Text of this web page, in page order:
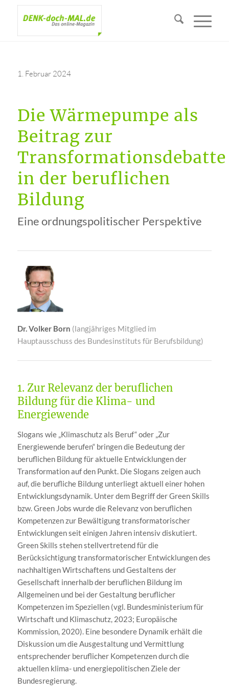
1. Februar 2024
Die Wärmepumpe als
Beitrag zur
Transformationsdebatte
in der beruflichen
Bildung
Eine ordnungspolitischer Perspektive
Dr. Volker Born (langjähriges Mitglied im
Hauptausschuss des Bundesinstituts für Berufsbildung)
1. Zur Relevanz der beruflichen
Bildung für die Klima- und
Energiewende
Slogans wie „Klimaschutz als Beruf“ oder „Zur
Energiewende berufen“ bringen die Bedeutung der
beruflichen Bildung für aktuelle Entwicklungen der
Transformation auf den Punkt. Die Slogans zeigen auch
auf, die berufliche Bildung unterliegt aktuell einer hohen
Entwicklungsdynamik. Unter dem Begriff der Green Skills
bzw. Green Jobs wurde die Relevanz von beruflichen
Kompetenzen zur Bewältigung transformatorischer
Entwicklungen seit einigen Jahren intensiv diskutiert.
Green Skills stehen stellvertretend für die
Berücksichtigung transformatorischer Entwicklungen des
nachhaltigen Wirtschaftens und Gestaltens der
Gesellschaft innerhalb der beruflichen Bildung im
Allgemeinen und bei der Gestaltung beruflicher
Kompetenzen im Speziellen (vgl. Bundesministerium für
Wirtschaft und Klimaschutz, 2023; Europäische
Kommission, 2020). Eine besondere Dynamik erhält die
Diskussion um die Ausgestaltung und Vermittlung
entsprechender beruflicher Kompetenzen durch die
aktuellen klima- und energiepolitischen Ziele der
Bundesregierung.